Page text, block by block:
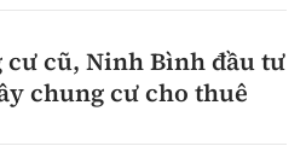
cư cũ, Ninh Bình đầu tư
chung cư cho thuê